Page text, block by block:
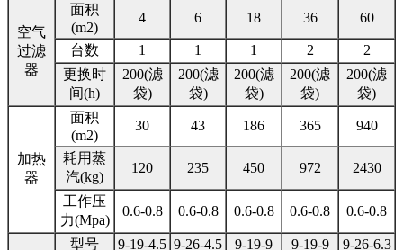
空气
过滤
器
面积
(m2)
4 6 18 36 60
台数 1 1 1 2
2
更换时
间(h)
200(滤
袋)
200(滤
袋)
200(滤
袋)
200(滤
袋)
200(滤
袋)
加热
器
面积
(m2)
30 43 186 365 940
耗用蒸
汽(kg)
120 235 450 972 2430
工作压
力(Mpa)
0.6-0.8 0.6-0.8 0.6-0.8 0.6-0.8 0.6-0.8
型号 9-19-4.5 9-26-4.5 9-19-9 9-19-9 9-26-6.3